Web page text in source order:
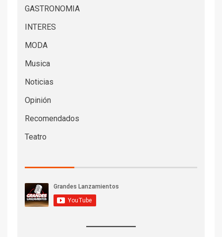
GASTRONOMIA
INTERES
MODA
Musica
Noticias
Opinión
Recomendados
Teatro